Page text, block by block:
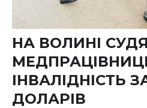
НА ВОЛИНІ
ІНВАЛІДНІСТЬ
ДОЛАРІВ